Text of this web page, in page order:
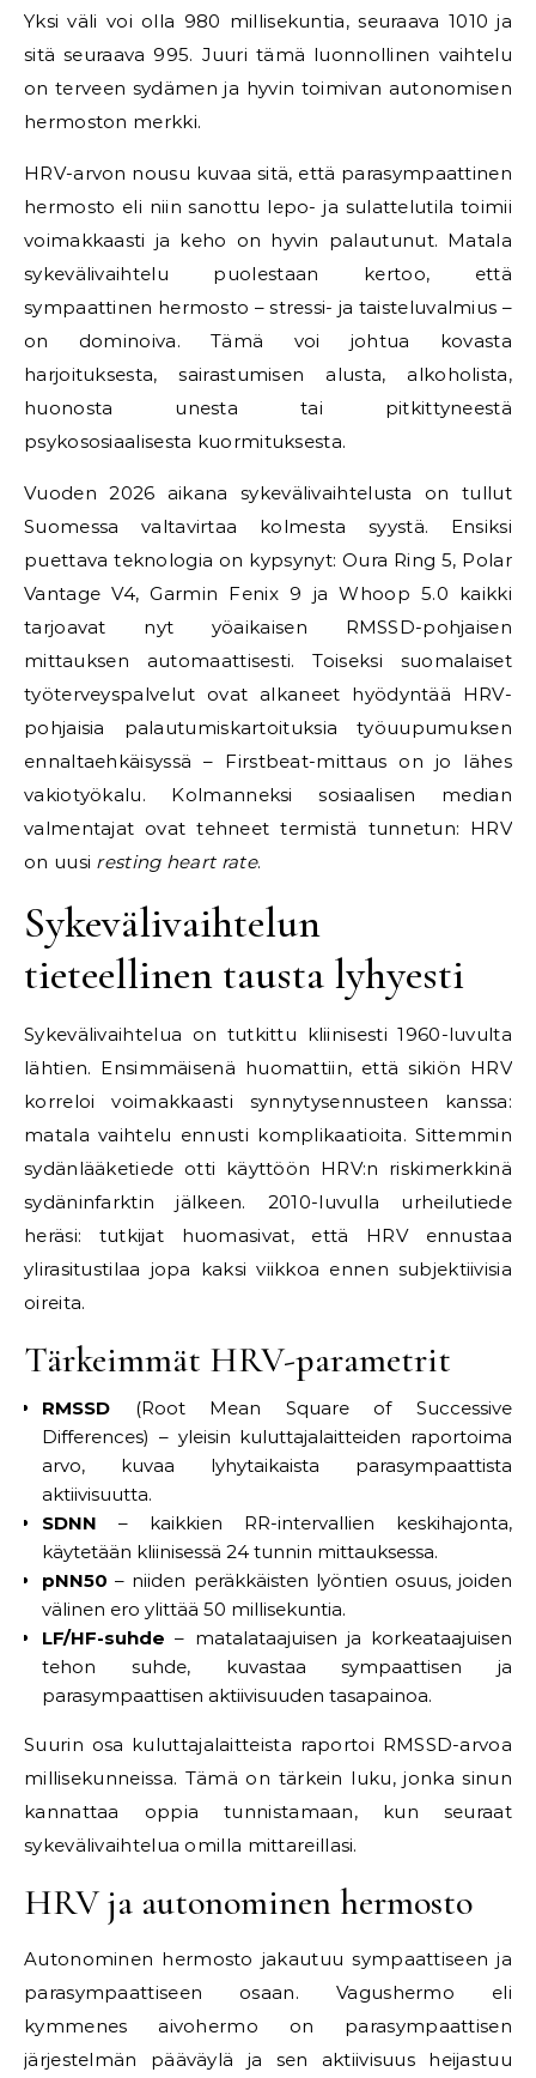
Yksi väli voi olla 980 millisekuntia, seuraava 1010 ja
sitä seuraava 995. Juuri tämä luonnollinen vaihtelu
on terveen sydämen ja hyvin toimivan autonomisen
hermoston merkki.
HRV-arvon nousu kuvaa sitä, että parasympaattinen
hermosto eli niin sanottu lepo- ja sulattelutila toimii
voimakkaasti ja keho on hyvin palautunut. Matala
sykevälivaihtelu puolestaan kertoo, että
sympaattinen hermosto – stressi- ja taisteluvalmius –
on dominoiva. Tämä voi johtua kovasta
harjoituksesta, sairastumisen alusta, alkoholista,
huonosta unesta tai pitkittyneestä
psykososiaalisesta kuormituksesta.
Vuoden 2026 aikana sykevälivaihtelusta on tullut
Suomessa valtavirtaa kolmesta syystä. Ensiksi
puettava teknologia on kypsynyt: Oura Ring 5, Polar
Vantage V4, Garmin Fenix 9 ja Whoop 5.0 kaikki
tarjoavat nyt yöaikaisen RMSSD-pohjaisen
mittauksen automaattisesti. Toiseksi suomalaiset
työterveyspalvelut ovat alkaneet hyödyntää HRV-
pohjaisia palautumiskartoituksia työuupumuksen
ennaltaehkäisyssä – Firstbeat-mittaus on jo lähes
vakiotyökalu. Kolmanneksi sosiaalisen median
valmentajat ovat tehneet termistä tunnetun: HRV
on uusi resting heart rate.
Sykevälivaihtelun
tieteellinen tausta lyhyesti
Sykevälivaihtelua on tutkittu kliinisesti 1960-luvulta
lähtien. Ensimmäisenä huomattiin, että sikiön HRV
korreloi voimakkaasti synnytysennusteen kanssa:
matala vaihtelu ennusti komplikaatioita. Sittemmin
sydänlääketiede otti käyttöön HRV:n riskimerkkinä
sydäninfarktin jälkeen. 2010-luvulla urheilutiede
heräsi: tutkijat huomasivat, että HRV ennustaa
ylirasitustilaa jopa kaksi viikkoa ennen subjektiivisia
oireita.
Tärkeimmät HRV-parametrit
RMSSD (Root Mean Square of Successive
Differences) – yleisin kuluttajalaitteiden raportoima
arvo, kuvaa lyhytaikaista parasympaattista
aktiivisuutta.
SDNN – kaikkien RR-intervallien keskihajonta,
käytetään kliinisessä 24 tunnin mittauksessa.
pNN50 – niiden peräkkäisten lyöntien osuus, joiden
välinen ero ylittää 50 millisekuntia.
LF/HF-suhde – matalataajuisen ja korkeataajuisen
tehon suhde, kuvastaa sympaattisen ja
parasympaattisen aktiivisuuden tasapainoa.
Suurin osa kuluttajalaitteista raportoi RMSSD-arvoa
millisekunneissa. Tämä on tärkein luku, jonka sinun
kannattaa oppia tunnistamaan, kun seuraat
sykevälivaihtelua omilla mittareillasi.
HRV ja autonominen hermosto
Autonominen hermosto jakautuu sympaattiseen ja
parasympaattiseen osaan. Vagushermo eli
kymmenes aivohermo on parasympaattisen
järjestelmän pääväylä ja sen aktiivisuus heijastuu